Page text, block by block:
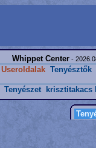
Whippet Center -
Useroldalak Tenyésztők
Tenyészet krisztitakacs